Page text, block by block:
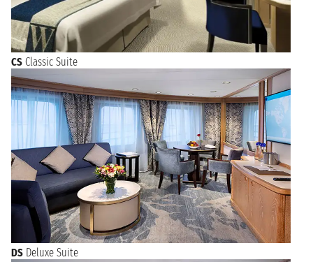
così potrai immergerti davvero nella bellezza e nella cultura
della Polinesia francese.
CS Classic Suite
DS Deluxe Suite